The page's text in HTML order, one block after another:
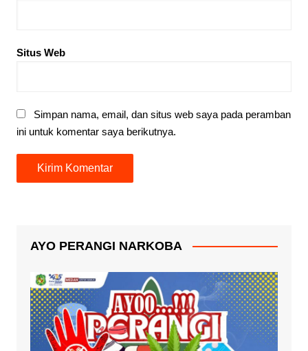
Situs Web
Simpan nama, email, dan situs web saya pada peramban
ini untuk komentar saya berikutnya.
AYO PERANGI NARKOBA